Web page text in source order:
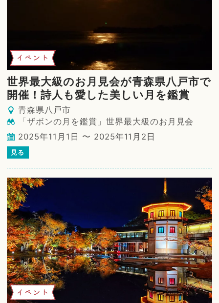
イベント
世界最大級のお月見会が青森県八戸市で
開催！詩人も愛した美しい月を鑑賞
青森県八戸市
「ザボンの月を鑑賞」世界最大級のお月見会
2025年11月1日 〜 2025年11月2日
見る
イベント